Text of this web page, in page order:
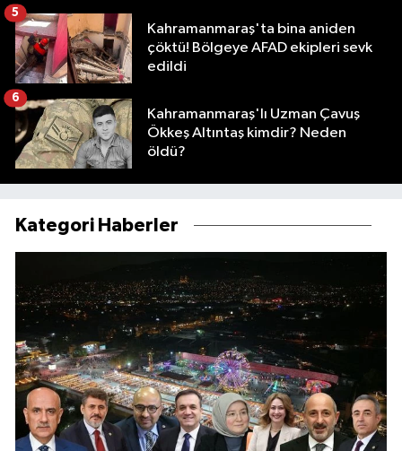
Kahramanmaraş'ta bina aniden
çöktü! Bölgeye AFAD ekipleri sevk
edildi
5
Kahramanmaraş'lı Uzman Çavuş
Ökkeş Altıntaş kimdir? Neden
öldü?
6
Kategori Haberler